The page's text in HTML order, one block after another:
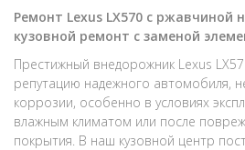
Ремонт Lexus LX570 с ржавчиной
кузовной ремонт с заменой
Престижный внедорожник Lexus
репутацию надежного автомобиля,
коррозии, особенно в условиях
влажным климатом или после
покрытия. В наш кузовной центр